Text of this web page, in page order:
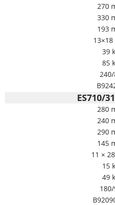
270
330
193
39
85
ES710/
280
240
290
145
11 ×
15
49